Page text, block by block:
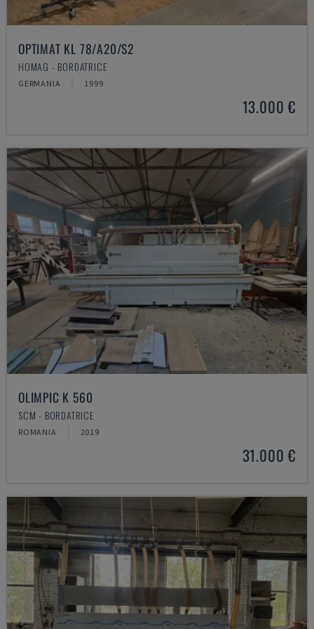
OPTIMAT KL 78/A20/S2
HOMAG - BORDATRICE
GERMANIA 1999
13.000 €
OLIMPIC K 560
SCM - BORDATRICE
ROMANIA 2019
31.000 €